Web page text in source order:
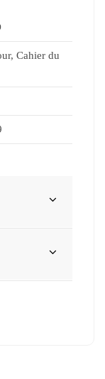
Cahier du